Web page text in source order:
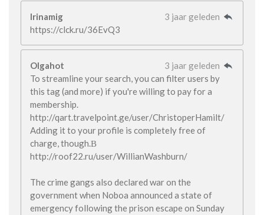
Irinamig
3 jaar geleden
https://clck.ru/36EvQ3
Olgahot
3 jaar geleden
To streamline your search, you can filter users by
this tag (and more) if you're willing to pay for a
membership.
http://qart.travelpoint.ge/user/ChristoperHamilt/
Adding it to your profile is completely free of
charge, though.В
http://roof22.ru/user/WillianWashburn/
The crime gangs also declared war on the
government when Noboa announced a state of
emergency following the prison escape on Sunday